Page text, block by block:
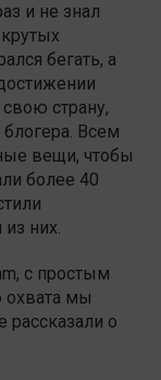
и не знал
бегать, а
страну,
Всем
вещи, чтобы
более 40
них.
с простым
охвата мы
о